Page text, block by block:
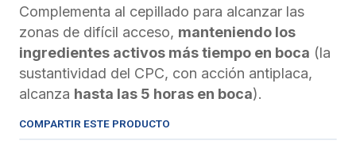
Complementa al cepillado para alcanzar las
zonas de difícil acceso, manteniendo los
ingredientes activos más tiempo en boca (la
sustantividad del CPC, con acción antiplaca,
alcanza hasta las 5 horas en boca).
COMPARTIR ESTE PRODUCTO